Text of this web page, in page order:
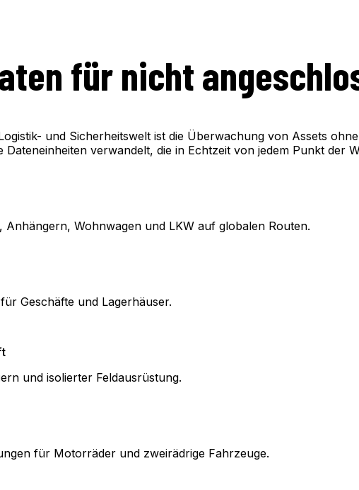
für nicht
und Sicherheitswelt ist die Überwachung von Assets
Dateneinheiten verwandelt, die in Echtzeit von jedem Punkt der
Wohnwagen und LKW auf globalen Routen.
Geschäfte und Lagerhäuser.
und isolierter Feldausrüstung.
für Motorräder und zweirädrige Fahrzeuge.